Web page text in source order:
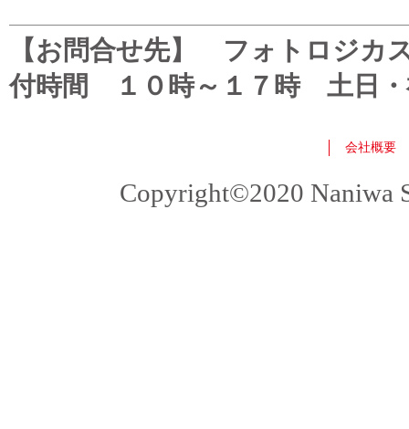
【お問合せ先】 フォトロジ
付時間 １０時～１７時 土日・
会社概要
Copyright©2020 Naniwa